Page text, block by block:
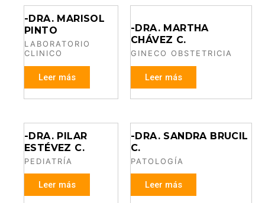
-DRA. MARISOL
PINTO
LABORATORIO
CLINICO
Leer más
-DRA. MARTHA
CHÁVEZ C.
GINECO OBSTETRICIA
Leer más
-DRA. PILAR
ESTÉVEZ C.
PEDIATRÍA
Leer más
-DRA. SANDRA BRUCIL
C.
PATOLOGÍA
Leer más